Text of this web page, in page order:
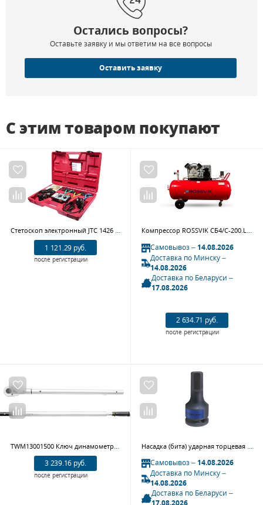
Остались вопросы?
Оставьте заявку и мы ответим на все вопросы
Оставить заявку
С этим товаром покупают
Стетоскоп электронный JTC 1426 (наушники, тестер, зажимы, блок управления, магнитный датчик)
1 121.29 руб.
после регистрации
Компрессор ROSSVIK СБ4/С-200.LB30 (420 л/мин, 10 бар, ресивер 200 л, 380 В/2,2 кВт, RAL3001)
Самовывоз –14.08.2026
Доставка по Минску –
14.08.2026
Доставка по Беларуси –
17.08.2026
2 634.71 руб.
после регистрации
3 239.16 руб.
после регистрации
Самовывоз –14.08.2026
Доставка по Минску –
14.08.2026
Доставка по Беларуси –
17.08.2026